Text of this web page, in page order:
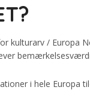
kulturarv / Europa
i hele Europa